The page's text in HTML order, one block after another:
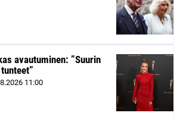
avautuminen: ”Suurin
11:00